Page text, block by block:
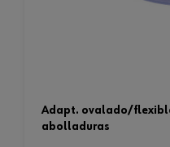
adapt. ovalado/flexible para extractor
abolladuras